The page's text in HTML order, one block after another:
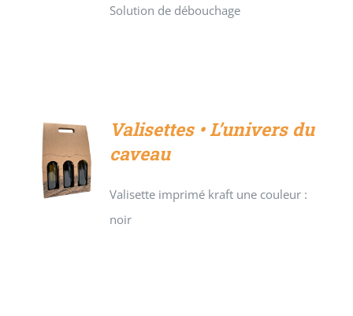
Solution de débouchage
DÉTAILS
Valisettes • L’univers du
caveau
Valisette imprimé kraft une couleur :
noir